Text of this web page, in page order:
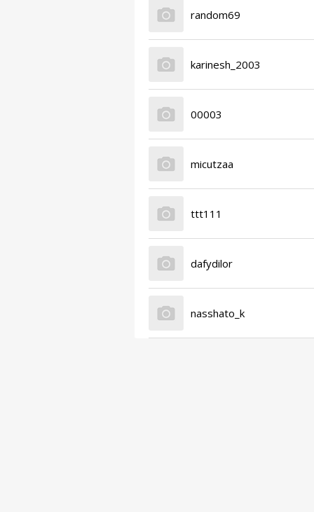
random69
karinesh_2003
00003
micutzaa
ttt111
dafydilor
nasshato_k